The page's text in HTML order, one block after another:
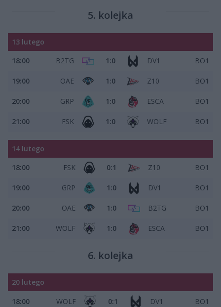
5. kolejka
13 lutego
18:00
B2TG 1:0 DV1 BO1
19:00 OAE 1:0 Z10 BO1
20:00 GRP 1:0 ESCA BO1
21:00 FSK 1:0 WOLF BO1
14 lutego
18:00
FSK 0:1 Z10 BO1
19:00 GRP 1:0 DV1 BO1
20:00 OAE 1:0 B2TG BO1
21:00 WOLF 1:0 ESCA BO1
6. kolejka
20 lutego
18:00 WOLF 0:1 DV1 BO1